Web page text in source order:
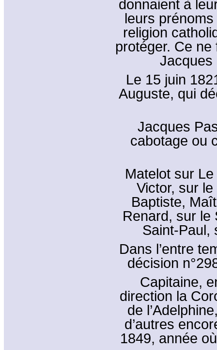
donnaient à
leurs
religion
protéger. Ce
Jacques
Le 15 juin
Auguste, qui
Jacques
cabotage ou
Matelot sur
Victor, sur
Baptiste,
Renard, sur le
Saint-Paul,
Dans l’entre
décision
Capitaine,
direction la
de
d’autres
1849, année